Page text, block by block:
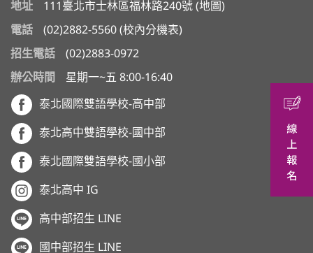
地址 111臺北市士林區福林路240號 (地圖 )
電話
(02)2882-5560 (校內分機表)
招生電話
(02)2883-0972
辦公時間
星期一~五 8:00-16:40
泰北國際雙語學校-高中部
泰北高中雙語學校-國中部
泰北國際雙語學校-國小部
泰北高中 IG
高中部招生 LINE
國中部招生 LINE